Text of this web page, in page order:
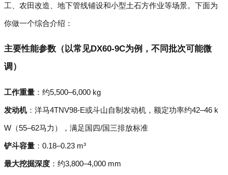
工、农田改造、地下管线铺设和小型土石方作业等场景。下面为
你做一个综合介绍：
主要性能参数（以常见DX60-9C为例，不同批次可能微
调）
工作重量 ：约5,500–6,000 kg
发动机：洋马4TNV98‑E或斗山自制发动机，额定功率约42–46 k
W（55–62马力），满足国四/国三排放标准
铲斗容量 ：0.18–0.23 m³
最大挖掘深度 ：约3,800–4,000 mm